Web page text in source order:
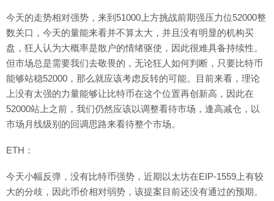
今天的走势相对强势，来到51000上方挑战前期强压力位52000整
数关口，今天的量能来看并不算太大，并且没有明显的机构买
盘，狂人认为大概率是散户的情绪驱使，因此很难具备持续性。
但市场总是需要我们去敬畏的，无论狂人如何判断，只要比特币
能够站稳52000，那么就应该考虑反转的可能。目前来看，理论
上没有太强的力量能够让比特币在这个位置再创新高，因此在
52000站上之前，我们仍然应该以调整看待市场，逢高减仓，以
市场月线级别的回调思路来看待整个市场。
ETH：
今天小幅反弹，没有比特币强势，近期以太坊在EIP-1559上有较
大的分歧，因此币价相对弱势，该提案目前还没有通过的预期。